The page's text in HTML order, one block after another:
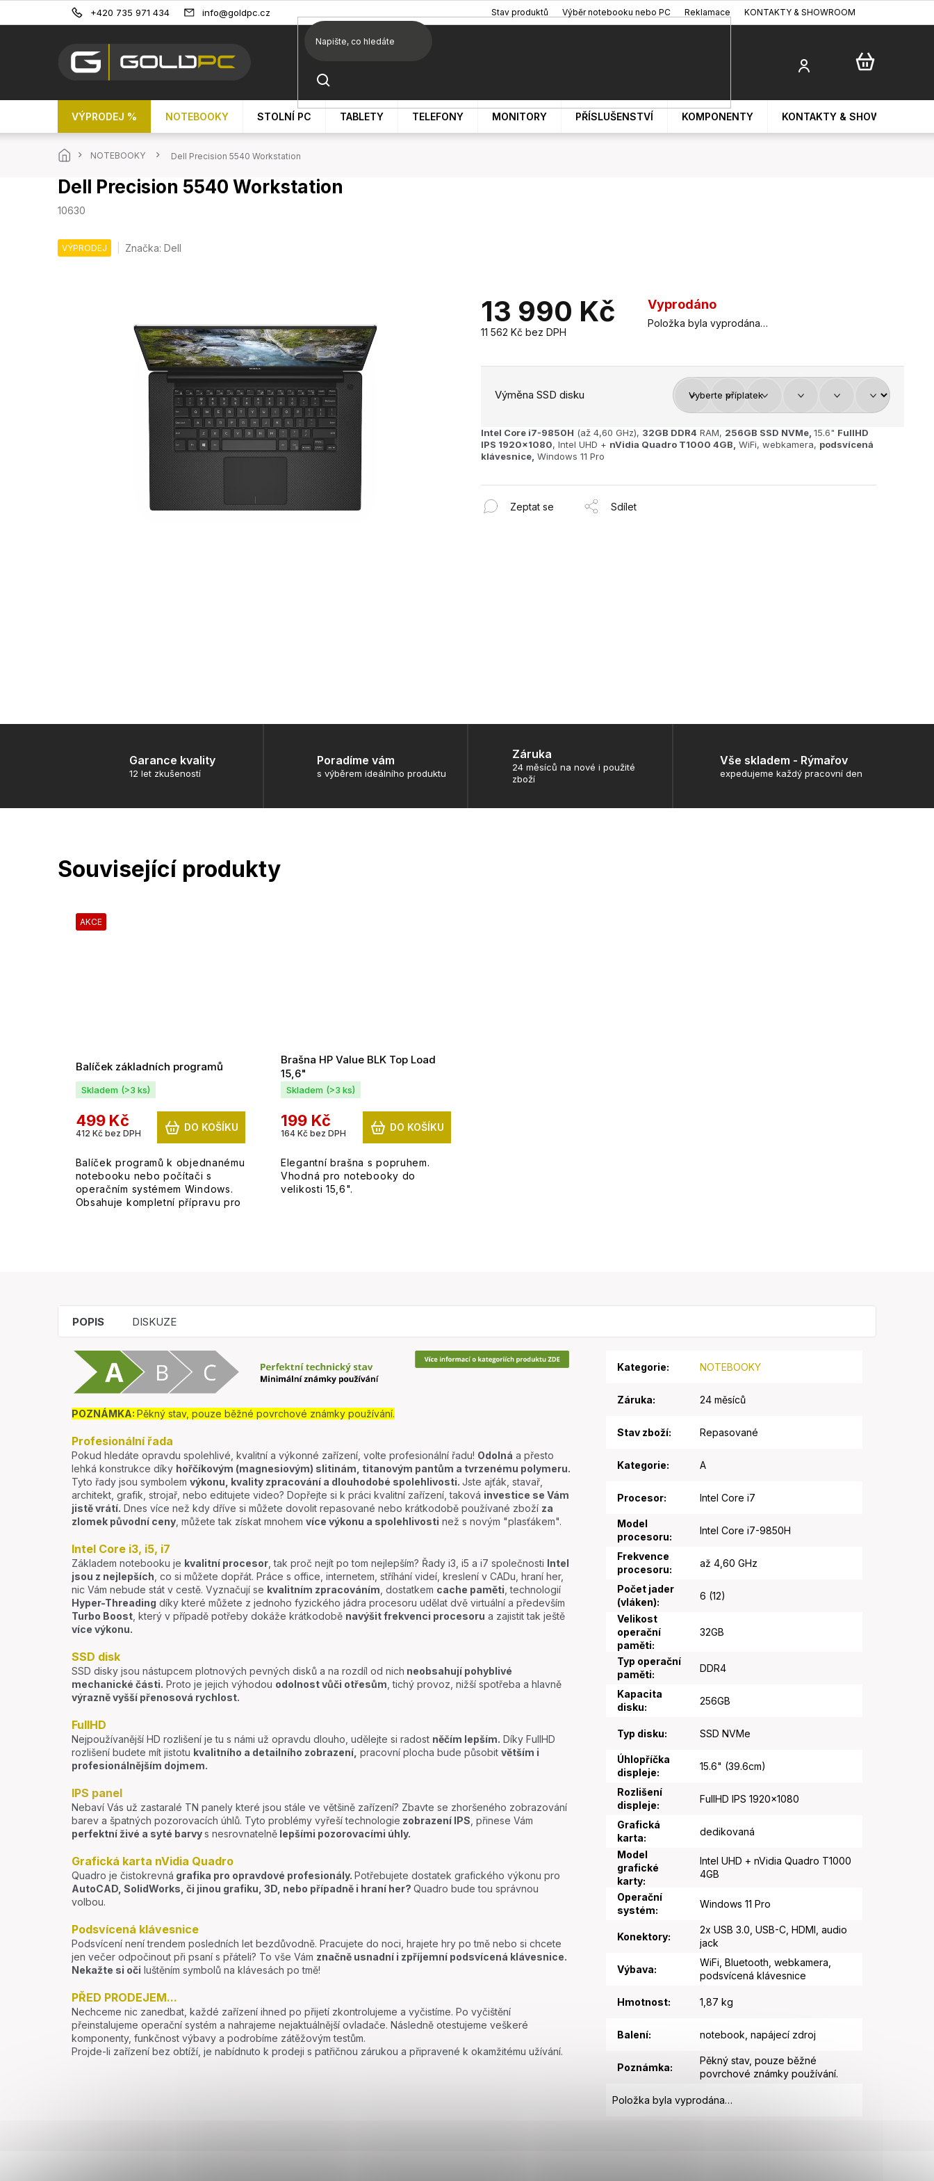
+420 735 971 434 info@goldpc.cz Stav produktů Výběr notebooku nebo PC Reklamace KONTAKTY & SHOWROOM
VÝPRODEJ % NOTEBOOKY STOLNÍ PC TABLETY TELEFONY MONITORY PŘÍSLUŠENSTVÍ KOMPONENTY KONTAKTY & SHOWROOM
DomůNOTEBOOKY Dell Precision 5540 Workstation
Dell Precision 5540 Workstation
10630
VÝPRODEJ Značka:Dell
13 990 Kč
11 562 Kč bez DPH
Měrná
Vyprodáno
Výměna SSD disku
Položka byla vyprodána…
Intel Core i7-9850H (až 4,60 GHz), 32GB DDR4 RAM, 256GB SSD NVMe, 15.6" FullHD
IPS 1920x1080, Intel UHD + nVidia Quadro T1000 4GB, WiFi, webkamera, podsvícená
klávesnice, Windows 11 Pro
Zeptat se Sdílet
Garance kvality
12 let zkušeností
Poradíme vám
s výběrem ideálního produktu
Záruka
24 měsíců na nové i použité
zboží
Vše skladem - Rýmařov
expedujeme každý pracovní den
Související produkty
AKCE
Balíček základních programů
Skladem (>3 ks)
412 Kč bez DPH
499 Kč DO KOŠÍKU
Balíček programů k objednanému
notebooku nebo počítači s
operačním systémem Windows.
Obsahuje kompletní přípravu pro
Brašna HP Value BLK Top Load
15,6"
Skladem (>3 ks)
164 Kč bez DPH
199 Kč DO KOŠÍKU
Elegantní brašna s popruhem.
Vhodná pro notebooky do
velikosti 15,6".
POPIS DISKUZE
POZNÁMKA: Pěkný stav, pouze běžné povrchové známky používání.
Profesionální řada
Pokud hledáte opravdu spolehlivé, kvalitní a výkonné zařízení, volte profesionální řadu! Odolná a přesto
lehká konstrukce díky hořčíkovým (magnesiovým) slitinám, titanovým pantům a tvrzenému polymeru.
Tyto řady jsou symbolem výkonu, kvality zpracování a dlouhodobé spolehlivosti. Jste ajťák, stavař,
architekt, grafik, strojař, nebo editujete video? Dopřejte si k práci kvalitní zařízení, taková investice se Vám
jistě vrátí. Dnes více než kdy dříve si můžete dovolit repasované nebo krátkodobě používané zboží za
zlomek původní ceny , můžete tak získat mnohem více výkonu a spolehlivosti než s novým "plasťákem".
Intel Core i3, i5, i7
Základem notebooku je kvalitní procesor , tak proč nejít po tom nejlepším? Řady i3, i5 a i7 společnosti Intel
jsou z nejlepších , co si můžete dopřát. Práce s office, internetem, stříhání videí, kreslení v CADu, hraní her,
nic Vám nebude stát v cestě. Vyznačují se kvalitním zpracováním , dostatkem cache paměti , technologií
Hyper-Threading díky které můžete z jednoho fyzického jádra procesoru udělat dvě virtuální a především
Turbo Boost , který v případě potřeby dokáže krátkodobě navýšit frekvenci procesoru a zajistit tak ještě
více výkonu.
SSD disk
SSD disky jsou nástupcem plotnových pevných disků a na rozdíl od nich neobsahují pohyblivé
mechanické části. Proto je jejich výhodou odolnost vůči otřesům , tichý provoz, nižší spotřeba a hlavně
výrazně vyšší přenosová rychlost.
FullHD
Nejpoužívanější HD rozlišení je tu s námi už opravdu dlouho, udělejte si radost něčím lepším. Díky FullHD
rozlišení budete mít jistotu kvalitního a detailního zobrazení, pracovní plocha bude působit větším i
profesionálnějším dojmem.
IPS panel
Nebaví Vás už zastaralé TN panely které jsou stále ve většině zařízení? Zbavte se zhoršeného zobrazování
barev a špatných pozorovacích úhlů. Tyto problémy vyřeší technologie zobrazení IPS , přinese Vám
perfektní živé a syté barvys nesrovnatelně lepšími pozorovacími úhly.
Grafická karta nVidia Quadro
Quadro je čistokrevná grafika pro opravdové profesionály. Potřebujete dostatek grafického výkonu pro
AutoCAD, SolidWorks, či jinou grafiku, 3D, nebo případně i hraní her? Quadro bude tou správnou
volbou.
Podsvícená klávesnice
Podsvícení není trendem posledních let bezdůvodně. Pracujete do noci, hrajete hry po tmě nebo si chcete
jen večer odpočinout při psaní s přáteli? To vše Vám značně usnadní i zpříjemní podsvícená klávesnice.
Nekažte si oči luštěním symbolů na klávesách po tmě!
PŘED PRODEJEM...
Nechceme nic zanedbat, každé zařízení ihned po přijetí zkontrolujeme a vyčistíme. Po vyčištění
přeinstalujeme operační systém a nahrajeme nejaktuálnější ovladače. Následně otestujeme veškeré
komponenty, funkčnost výbavy a podrobíme zátěžovým testům.
Projde-li zařízení bez obtíží, je nabídnuto k prodeji s patřičnou zárukou a připravené k okamžitému užívání.
Kategorie: NOTEBOOKY
Záruka: 24 měsíců
Stav zboží: Repasované
Kategorie: A
Procesor: Intel Core i7
Model
procesoru:
Intel Core i7-9850H
Frekvence
procesoru:
až 4,60 GHz
Počet jader
(vláken):
6 (12)
Velikost
operační
paměti:
32GB
Typ operační
paměti:
DDR4
Kapacita
disku:
256GB
Typ disku: SSD NVMe
Úhlopříčka
displeje:
15.6" (39.6cm)
Rozlišení
displeje:
FullHD IPS 1920x1080
Grafická
karta:
dedikovaná
Model
grafické
karty:
Intel UHD + nVidia Quadro T1000
4GB
Operační
systém:
Windows 11 Pro
Konektory:
2x USB 3.0, USB-C, HDMI, audio
jack
Výbava:
WiFi, Bluetooth, webkamera,
podsvícená klávesnice
Hmotnost: 1,87 kg
Balení: notebook, napájecí zdroj
Poznámka:
Pěkný stav, pouze běžné
povrchové známky používání.
Položka byla vyprodána…